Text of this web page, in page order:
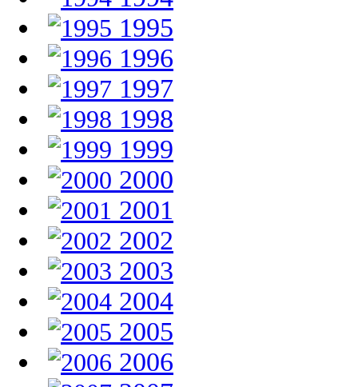
1995
1996
1997
1998
1999
2000
2001
2002
2003
2004
2005
2006